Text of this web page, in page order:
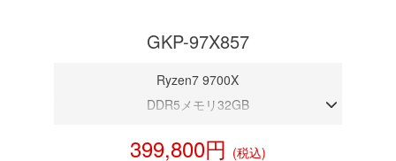
GKP-97X857
Ryzen7 9700X
DDR5メモリ32GB
NVMeSSD 1TB
399,800円 (税込)